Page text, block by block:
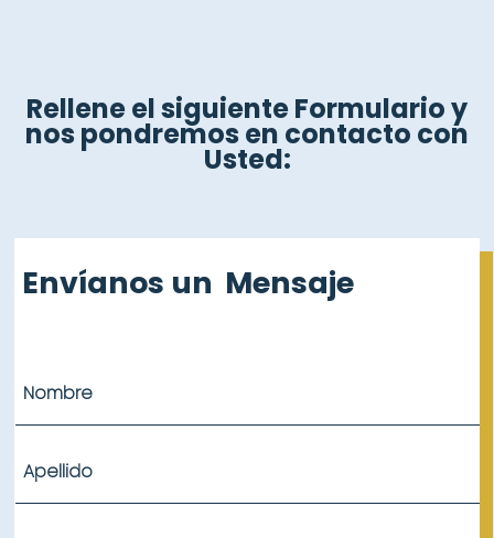
Rellene el siguiente Formulario y
nos pondremos en contacto con
Usted:
Envíanos un Mensaje